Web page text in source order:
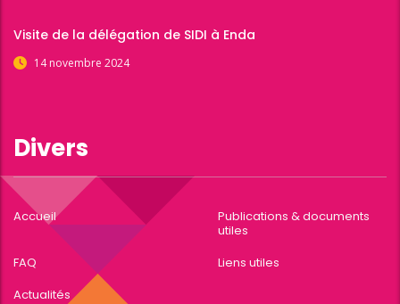
Visite de la délégation de SIDI à Enda
14 novembre 2024
Divers
Accueil
Publications & documents
utiles
FAQ
Liens utiles
Actualités